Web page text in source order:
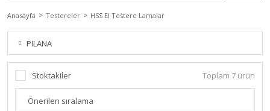
Anasayfa Testereler HSS El Testere Lamalar
PILANA
Stoktakiler Toplam 7 ürün